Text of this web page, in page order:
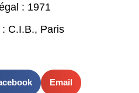
: 1971
C.I.B., Paris
Email